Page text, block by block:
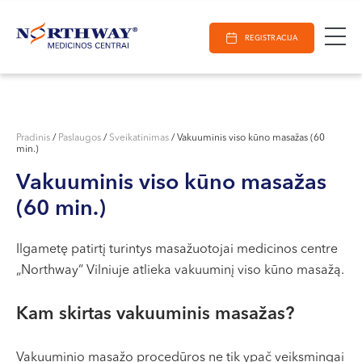
Darbo laikas
Darbo laikas:
I-V 07:30 - 20:30
VI 09:00 - 15:00
Miško g. 25A
Darbo laikas:
Paieška REGISTRACIJA
E-Registracija
Pradinis / Paslaugos / Sveikatinimas / Vakuuminis viso kūno masažas (60
min.)
Vakuuminis viso kūno masažas
(60 min.)
Ilgametę patirtį turintys masažuotojai medicinos centre
„Northway“ Vilniuje atlieka vakuuminį viso kūno masažą.
Kam skirtas vakuuminis masažas?
Vakuuminio masažo procedūros ne tik ypač veiksmingai